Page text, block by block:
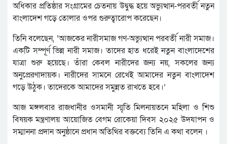
অধিকার প্রতিষ্ঠার সংগ্রামের চেতনায় উদ্বুদ্ধ হয়ে অভ্যুত্থান-পরবর্তী নতুন
বাংলাদেশ গড়ে তোলার ওপর গুরুত্বারোপ করেছেন।
তিনি বলেছেন, ‘আজকের নারীসমাজ গণ-অভ্যুত্থান পরবর্তী নারী সমাজ।
একটি সম্পূর্ণ ভিন্ন নারী সমাজ। তাদের হাত ধরেই নতুন বাংলাদেশের
যাত্রা শুরু হয়েছে। তাঁরা কেবল নারীদের জন্য নয়, সকলের জন্য
অনুপ্রেরণাদায়ক। নারীদের সামনে রেখেই আমাদের নতুন বাংলাদেশ
গড়ে উঠুক। তাদেরকে আমাদের সমুন্নত রাখতে হবে।’
আজ মঙ্গলবার রাজধানীর ওসমানী স্মৃতি মিলনায়তনে মহিলা ও শিশু
বিষয়ক মন্ত্রণালয় আয়োজিত বেগম রোকেয়া দিবস ২০২৫ উদযাপন ও
সম্মাননা প্রদান অনুষ্ঠানে প্রধান অতিথির বক্তব্যে তিনি এ কথা বলেন ।